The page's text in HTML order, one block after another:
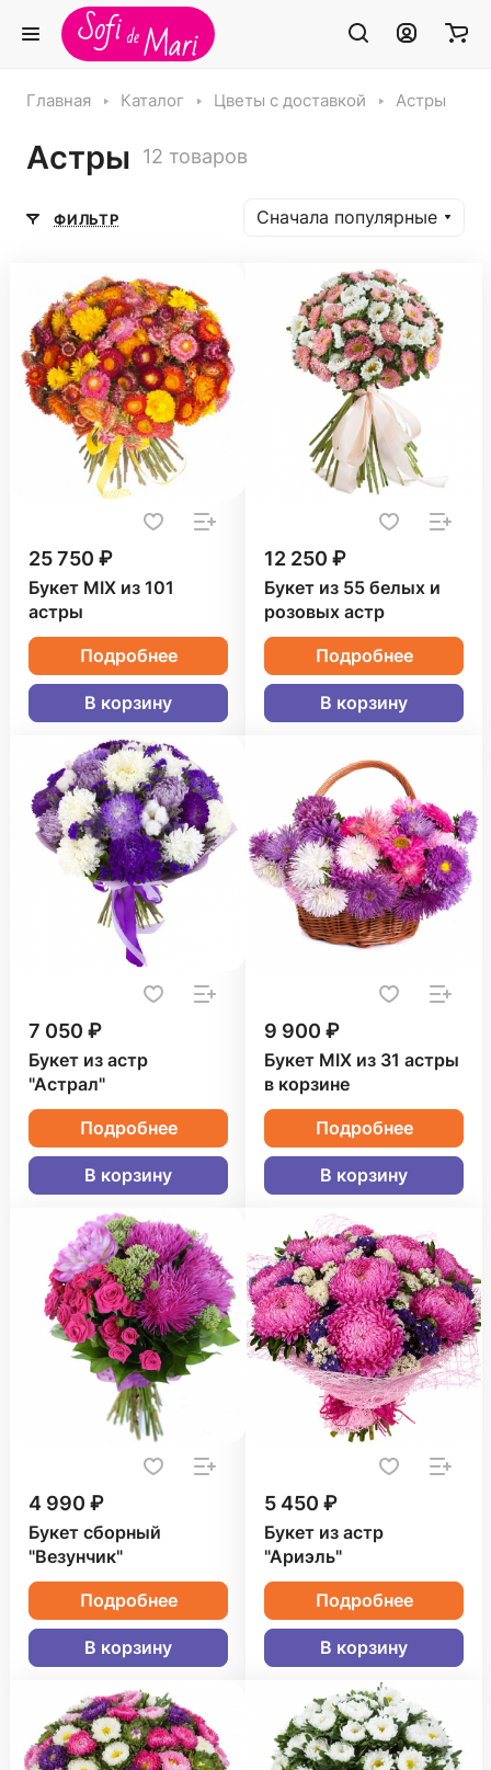
Главная Каталог Цветы с доставкой Астры
Астры 12 товаров
ФИЛЬТР Сначала популярные
25 750 ₽
Букет MIX из 101
астры
Подробнее
В корзину
12 250 ₽
Букет из 55 белых и
розовых астр
Подробнее
В корзину
7 050 ₽
Букет из астр
"Астрал"
Подробнее
В корзину
9 900 ₽
Букет MIX из 31 астры
в корзине
Подробнее
В корзину
4 990 ₽
Букет сборный
"Везунчик"
Подробнее
В корзину
5 450 ₽
Букет из астр
"Ариэль"
Подробнее
В корзину